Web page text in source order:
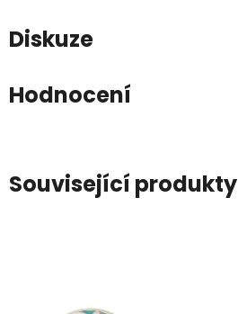
Diskuze
Hodnocení
Související produkty